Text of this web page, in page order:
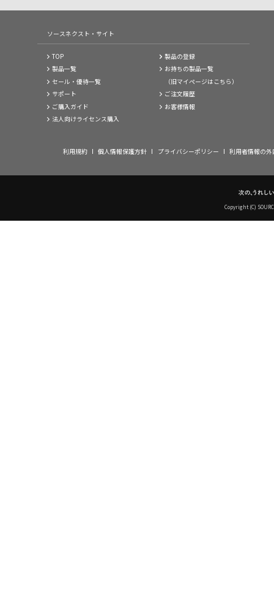
ソースネクスト・サイト
TOP
製品一覧
セール・優待一覧
サポート
ご購入ガイド
法人向けライセンス購入
製品の登録
お持ちの製品一覧
（旧マイページはこちら）
ご注文履歴
お客様情報
利用規約 個人情報保護方針 プライバシーポリシー 利用者情報の
Copyright (C)